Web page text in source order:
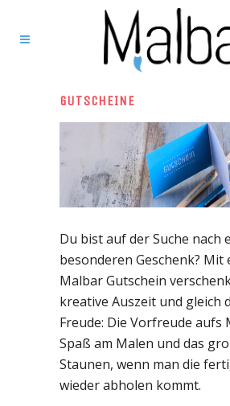
GUTSCHEINE
Du bist auf der Suche nach
besonderen Geschenk? Mit
Malbar Gutschein
kreative Auszeit und gleich
Freude: Die Vorfreude aufs
Spaß am Malen und das
Staunen, wenn man die
wieder abholen kommt.